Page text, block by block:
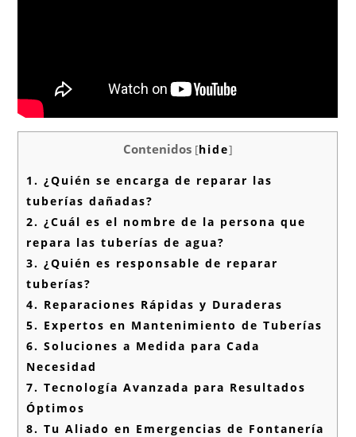
Contenidos [hide]
1. ¿Quién se encarga de reparar las
tuberías dañadas?
2. ¿Cuál es el nombre de la persona que
repara las tuberías de agua?
3. ¿Quién es responsable de reparar
tuberías?
4. Reparaciones Rápidas y Duraderas
5. Expertos en Mantenimiento de Tuberías
6. Soluciones a Medida para Cada
Necesidad
7. Tecnología Avanzada para Resultados
Óptimos
8. Tu Aliado en Emergencias de Fontanería